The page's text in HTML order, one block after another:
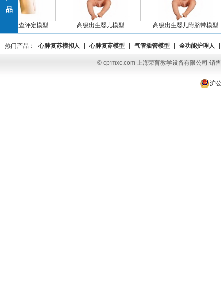
品
检查评定模型 高级出生婴儿模型 高级出生婴儿附脐带模型
热门产品： 心肺复苏模拟人 心肺复苏模型 气管插管模型 全功能护理人
© cprmxc.com 上海荣育教学设备有限公司 销
沪